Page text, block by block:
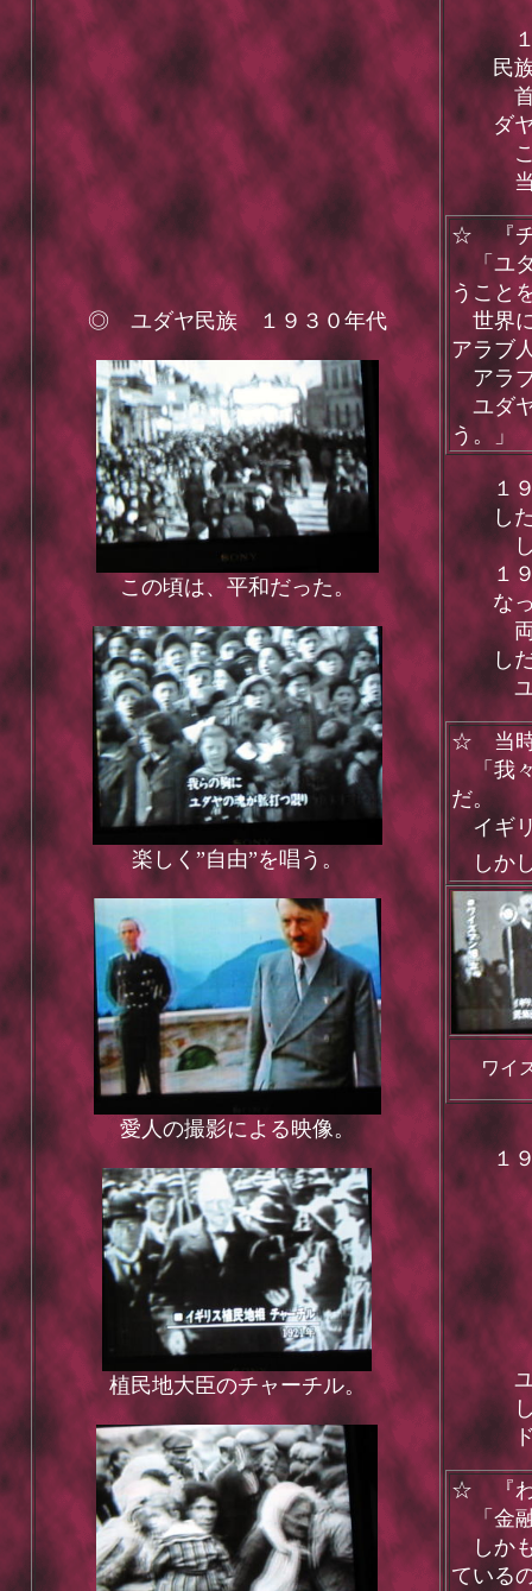
◎ ユダヤ民族 １９３０年代
この頃は、平和だった。
楽しく”自由”を唱う。
愛人の撮影による映像。
植民地大臣のチャーチル。
１
民
首
ダ
こ
当
☆ 『チ
「ユ
うこと
世界
アラブ
アラ
ユダヤ
う。」
１
し
し
１
な
両
し
ユ
☆ 当時
「我
だ。
イギ
しかし
ワイ
１
ユ
し
ド
☆ 『わ
「金
しか
ている